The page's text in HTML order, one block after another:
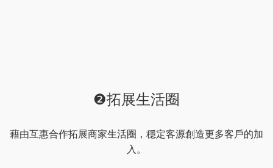
❷拓展生活圈
藉由互惠合作拓展商家生活圈，穩定客源創造更多客戶的加
入。